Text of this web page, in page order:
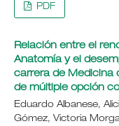
PDF
Relación entre el
Anatomía y el
carrera de Medicina
de múltiple opción
Eduardo Albanese,
Gómez, Victoria